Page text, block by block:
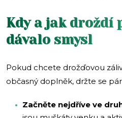
Kdy a jak droždí
dávalo smysl
Pokud chcete drožďovou
občasný doplněk, držte se
Začněte nejdříve ve